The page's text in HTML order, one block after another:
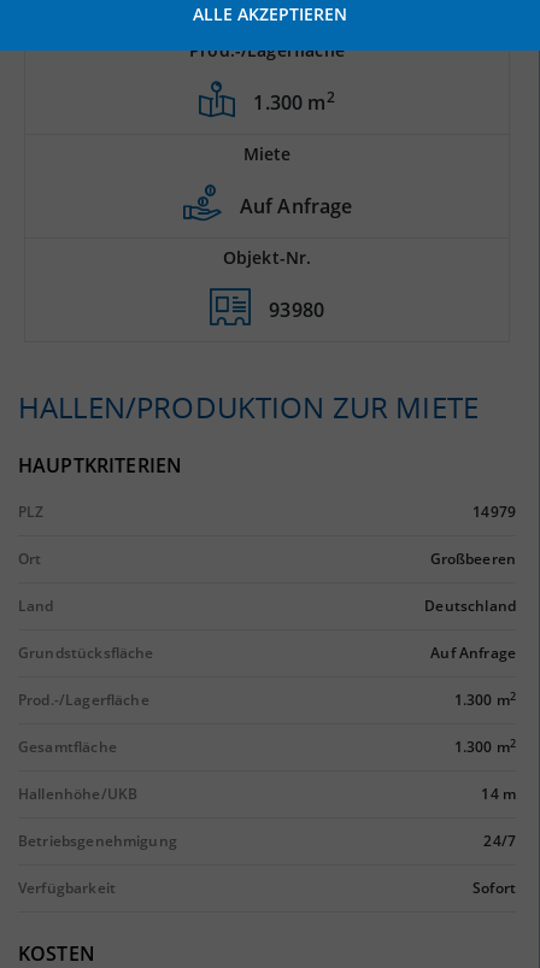
Prod.-/Lagerfläche
1.300 m2
Miete
Auf Anfrage
Objekt-Nr.
93980
HALLEN/PRODUKTION ZUR MIETE
HAUPTKRITERIEN
PLZ 14979
Ort Großbeeren
Land Deutschland
Grundstücksfläche Auf Anfrage
Prod.-/Lagerfläche 1.300 m2
Gesamtfläche 1.300 m2
Hallenhöhe/UKB 14 m
Betriebsgenehmigung 24/7
Verfügbarkeit Sofort
KOSTEN
ALLE AKZEPTIEREN